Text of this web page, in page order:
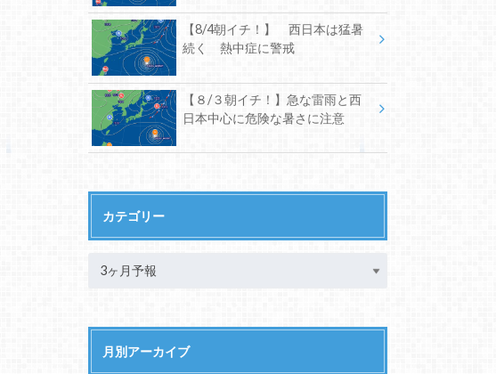
【8/4朝イチ！】 西日本は猛暑
続く 熱中症に警戒
【８/３朝イチ！】急な雷雨と西
日本中心に危険な暑さに注意
カテゴリー
月別アーカイブ